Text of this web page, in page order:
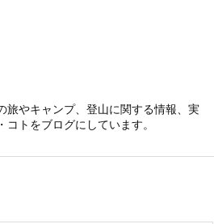
旅やキャンプ、登山に関する情報、実
トをブログにしています。